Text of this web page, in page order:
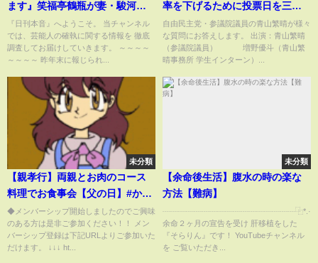
ます』笑福亭鶴瓶が妻・駿河玲
子と離婚していたか、玲子が暴
露した鶴瓶の裏の顔に震えが止
まらない…！！【芸能】
『日刊本音』へようこそ。 当チャンネル
では、芸能人の確執に関する情報を 徹底
調査してお届けしていきます。 ～～～～
～～～～ 昨年末に報じられ...
率を下げるために投票日を三連
休のど真ん中にしようとしてる
んですか？ #青山繁晴 #shorts
自由民主党・参議院議員の青山繁晴が様々
な質問にお答えします。 出演：青山繁晴
（参議院議員） 増野優斗（青山繁
晴事務所 学生インターン）...
未分類
【親孝行】両親とお肉のコース
料理でお食事会【父の日】#かじ
池亭 #飯テロ #フレンチステー
キ #レストラン #我孫子グルメ #
ミステリーツアー #嫁姑 #はなわ
◆メンバーシップ開始しましたのでご興味
のある方は是非ご参加ください！！ メン
バーシップ登録は下記URLよりご参加いた
だけます。 ↓↓↓ ht...
未分類
【余命後生活】腹水の時の楽な
方法【難病】
┈┈┈┈┈┈┈┈┈┈┈┈┈┈┈┈┈⿻*.·
余命２ヶ月の宣告を受け 肝移植をした
『そらりん』です！ YouTubeチャンネル
を ご覧いただき...